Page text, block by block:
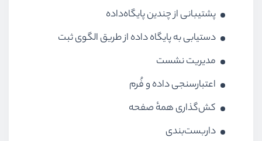
پشتیبانی از چندین پایگاه‌داده
دستیابی به پایگاه داده از طریق الگوی ثبت
مدیریت نشست
اعتبارسنجی داده و فُرم
کش‌گذاری همهٔ صفحه
داربست‌بندی